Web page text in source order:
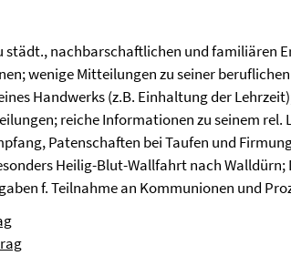
städt., nachbarschaftlichen und familiären
wenige Mitteilungen zu seiner
Handwerks (z.B. Einhaltung der
reiche Informationen zu seinem rel.
Patenschaften bei Taufen und
Heilig-Blut-Wallfahrt nach
f. Teilnahme an Kommunionen und